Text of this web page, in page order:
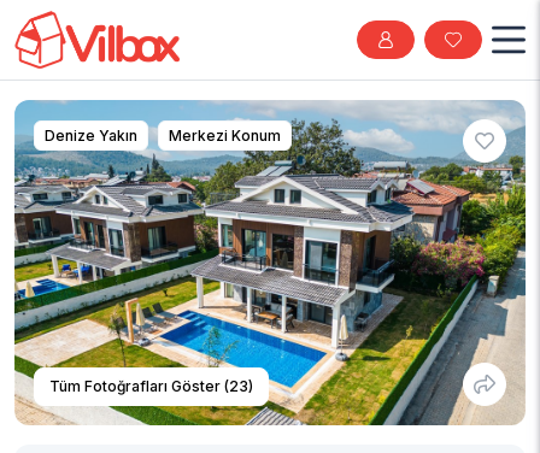
Tüm Fotoğrafları Göster (23)
Denize Yakın Merkezi Konum